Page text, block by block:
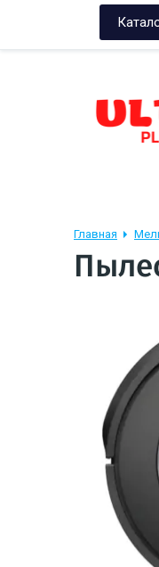
Главная